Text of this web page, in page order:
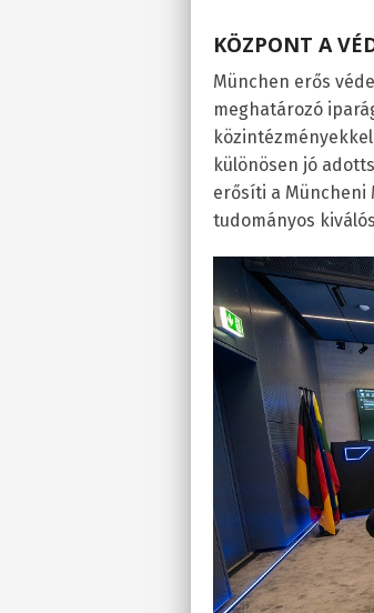
KÖZPONT A
München erős
meghatározó
különösen jó
erősíti a Müncheni
tudományos